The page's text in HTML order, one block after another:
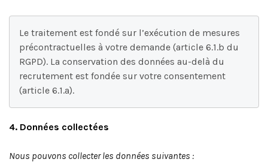
Le traitement est fondé sur l’exécution de mesures
précontractuelles à votre demande (article 6.1.b du
RGPD). La conservation des données au-delà du
recrutement est fondée sur votre consentement
(article 6.1.a).
4. Données collectées
Nous pouvons collecter les données suivantes :